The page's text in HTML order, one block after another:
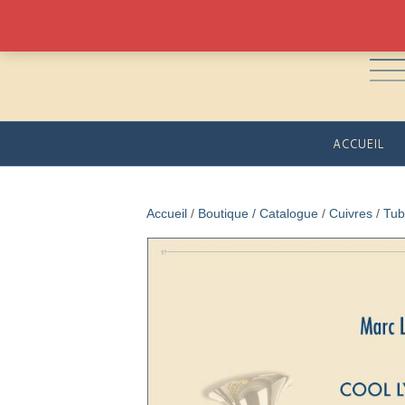
ACCUEIL
Accueil / Boutique / Catalogue / Cuivres /